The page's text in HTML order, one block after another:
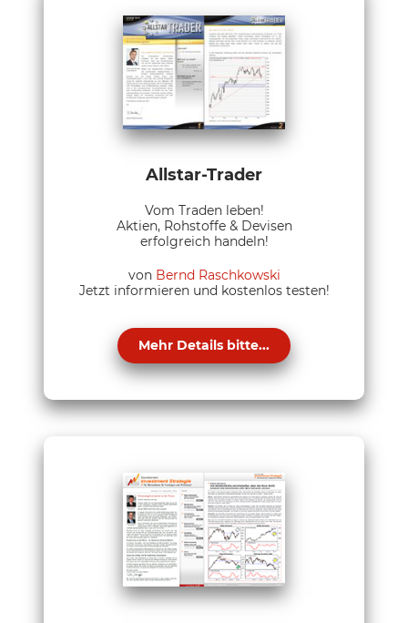
Allstar-Trader
Vom Traden leben!
Aktien, Rohstoffe & Devisen
erfolgreich handeln!
von Bernd Raschkowski
Jetzt informieren und kostenlos testen!
Mehr Details bitte...